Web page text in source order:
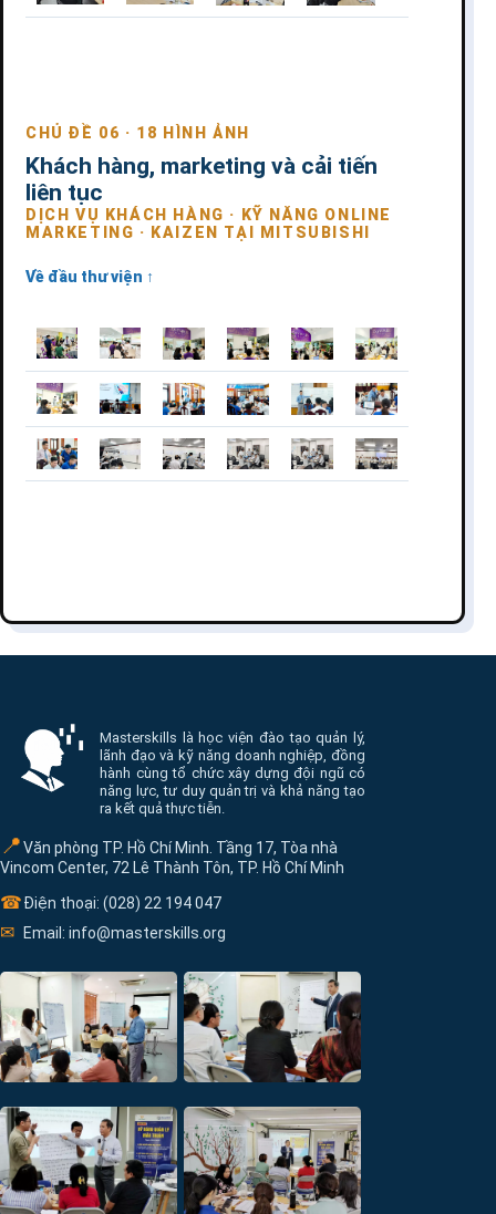
CHỦ ĐỀ 06 · 18 HÌNH ẢNH
Khách hàng, marketing và cải tiến
liên tục
DỊCH VỤ KHÁCH HÀNG · KỸ NĂNG ONLINE
MARKETING · KAIZEN TẠI MITSUBISHI
Về đầu thư viện ↑
Thông tin và điều hướng cuối trang
Masterskills là học viện đào tạo quản lý,
lãnh đạo và kỹ năng doanh nghiệp, đồng
hành cùng tổ chức xây dựng đội ngũ có
năng lực, tư duy quản trị và khả năng tạo
ra kết quả thực tiễn.
📍Văn phòng TP. Hồ Chí Minh. Tầng 17, Tòa nhà
Vincom Center, 72 Lê Thành Tôn, TP. Hồ Chí Minh
☎Điện thoại: (028) 22 194 047
✉ Email: info@masterskills.org